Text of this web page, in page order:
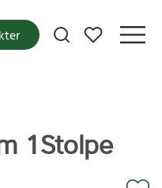
Mina favoriter
1Stolpe